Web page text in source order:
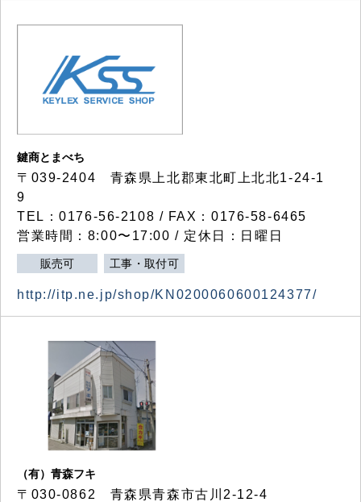
鍵商とまべち
〒039-2404 青森県上北郡東北町上北北1-24-1
9
TEL：0176-56-2108 / FAX：0176-58-6465
営業時間：8:00〜17:00 / 定休日：日曜日
販売可 工事・取付可
http://itp.ne.jp/shop/KN0200060600124377/
（有）青森フキ
〒030-0862 青森県青森市古川2-12-4